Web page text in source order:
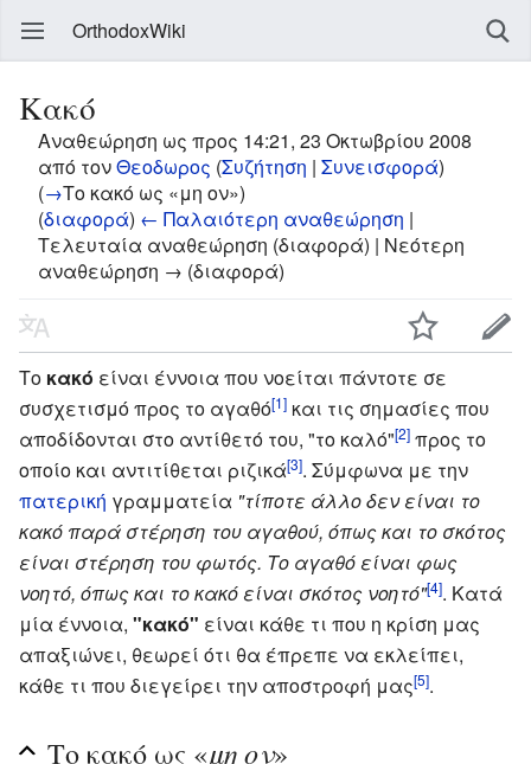
OrthodoxWiki
Κακό
Αναθεώρηση ως προς 14:21, 23 Οκτωβρίου 2008
από τονΘεοδωρος (Συζήτηση | Συνεισφορά)
(→Το κακό ως «μη ον»)
(διαφορά) ← Παλαιότερη αναθεώρηση |
Τελευταία αναθεώρηση (διαφορά) | Νεότερη
αναθεώρηση → (διαφορά)
Το κακό είναι έννοια που νοείται πάντοτε σε
συσχετισμό προς το αγαθό[1] και τις σημασίες που
αποδίδονται στο αντίθετό του, "το καλό"[2] προς το
οποίο και αντιτίθεται ριζικά[3]. Σύμφωνα με την
πατερική γραμματεία "τίποτε άλλο δεν είναι το
κακό παρά στέρηση του αγαθού, όπως και το σκότος
είναι στέρηση του φωτός. Το αγαθό είναι φως
νοητό, όπως και το κακό είναι σκότος νοητό"[4]. Κατά
μία έννοια, "κακό" είναι κάθε τι που η κρίση μας
απαξιώνει, θεωρεί ότι θα έπρεπε να εκλείπει,
κάθε τι που διεγείρει την αποστροφή μας[5].
Το κακό ως «μη ον»